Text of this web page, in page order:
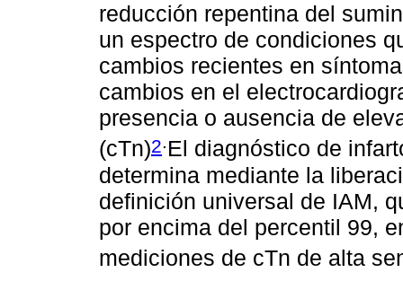
reducción repentina del
un espectro de condiciones
cambios recientes en
cambios en el
presencia o ausencia de
(cTn)2.El diagnóstico de
determina mediante la
definición universal de IAM,
por encima del percentil 99,
mediciones de cTn de alta